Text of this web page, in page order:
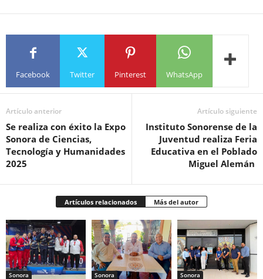
Facebook Twitter Pinterest WhatsApp
Artículo anterior
Se realiza con éxito la Expo
Sonora de Ciencias,
Tecnología y Humanidades
2025
Artículo siguiente
Instituto Sonorense de la
Juventud realiza Feria
Educativa en el Poblado
Miguel Alemán
Artículos relacionados Más del autor
Sonora Sonora Sonora